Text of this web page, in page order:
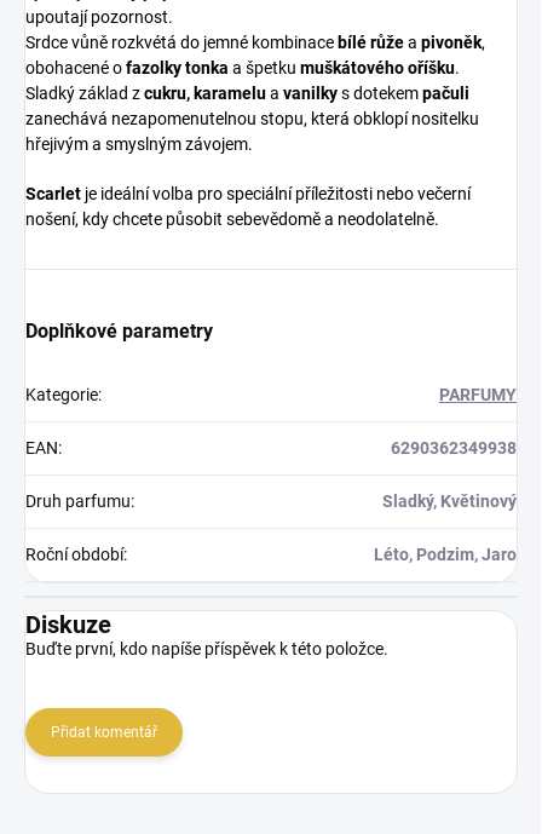
upoutají pozornost.
Srdce vůně rozkvétá do jemné kombinace bílé růžea pivoněk,
obohacené ofazolky tonka a špetku muškátového oříšku.
Sladký základ zcukru, karamelua vanilkys dotekempačuli
zanechává nezapomenutelnou stopu, která obklopí nositelku
hřejivým a smyslným závojem.
Scarlet je ideální volba pro speciální příležitosti nebo večerní
nošení, kdy chcete působit sebevědomě a neodolatelně.
Doplňkové parametry
Kategorie: PARFUMY
EAN: 6290362349938
Druh parfumu: Sladký, Květinový
Roční období: Léto, Podzim, Jaro
Diskuze
Buďte první, kdo napíše příspěvek k této položce.
Přidat komentář